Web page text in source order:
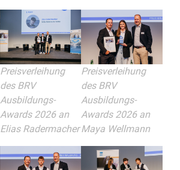
Preisverleihung
des BRV
Ausbildungs-
Awards 2026 an
Elias Radermacher
Preisverleihung
des BRV
Ausbildungs-
Awards 2026 an
Maya Wellmann